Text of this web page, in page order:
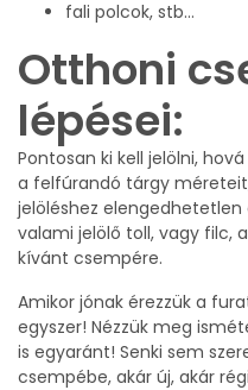
fali polcok, stb…
Otthoni
lépései:
Pontosan ki kell jelölni,
a felfúrandó tárgy
jelöléshez
valami jelölő toll, vagy filc,
kívánt csempére.
Amikor jónak érezzük a
egyszer! Nézzük meg
is egyaránt! Senki sem
csempébe, akár új, akár